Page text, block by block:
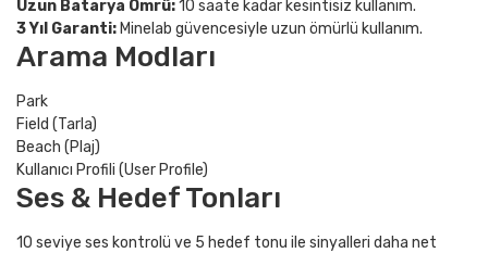
Uzun Batarya Ömrü:10 saate kadar kesintisiz kullanım.
3 Yıl Garanti: Minelab güvencesiyle uzun ömürlü kullanım.
Arama Modları
Park
Field (Tarla)
Beach (Plaj)
Kullanıcı Profili (User Profile)
Ses & Hedef Tonları
10 seviye ses kontrolü ve 5 hedef tonu ile sinyalleri daha net